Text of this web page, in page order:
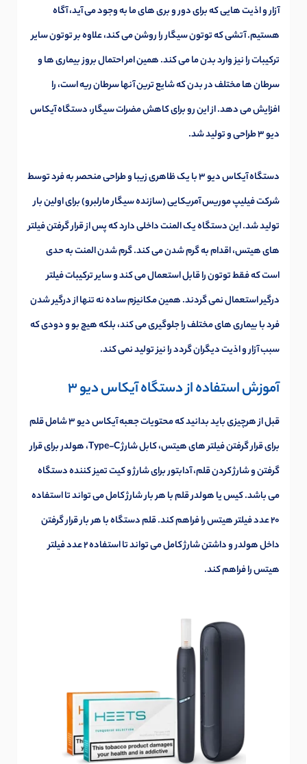
آزار و اذیت هایی که برای دور و بری های ما به وجود می آید، آگاه
هستیم. آتشی که توتون سیگار را روشن می کند، علاوه بر توتون سایر
ترکیبات را نیز وارد بدن ما می کند. همین امر احتمال بروز بیماری ها و
سرطان ها مختلف در بدن که شایع ترین آنها سرطان ریه است، را
افزایش می دهد. از این رو برای کاهش مضرات سیگار، دستگاه آیکاس
دیو 3 طراحی و تولید شد.
دستگاه آیکاس دیو 3 با یک ظاهری زیبا و طراحی منحصر به فرد توسط
شرکت فیلیپ موریس آمریکایی (سازنده سیگار مارلبرو) برای اولین بار
تولید شد. این دستگاه یک المنت داخلی دارد که پس از قرار گرفتن فیلتر
های هیتس، اقدام به گرم شدن می کند. گرم شدن المنت به حدی
است که فقط توتون را قابل استعمال می کند و سایر ترکیبات فیلتر
درگیر استعمال نمی گردند. همین مکانیزم ساده نه تنها از درگیر شدن
فرد با بیماری های مختلف را جلوگیری می کند، بلکه هیچ بو و دودی که
سبب آزار و اذیت دیگران گردد را نیز تولید نمی کند.
آموزش استفاده از دستگاه آیکاس دیو 3
قبل از هرچیزی باید بدانید که محتویات جعبه آیکاس دیو 3 شامل قلم
برای قرار گرفتن فیلتر های هیتس، کابل شارژ Type-C، هولدر برای قرار
گرفتن و شارژ کردن قلم، آدابتور برای شارژ و کیت تمیز کننده دستگاه
می باشد. کیس یا هولدر قلم با هر بار شارژ کامل می تواند تا استفاده
20 عدد فیلتر هیتس را فراهم کند. قلم دستگاه با هر بار قرار گرفتن
داخل هولدر و داشتن شارژ کامل می تواند تا استفاده 2 عدد فیلتر
هیتس را فراهم کند.